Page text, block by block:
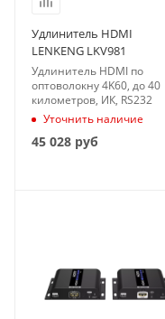
Удлинитель HDMI
LENKENG LKV981
Удлинитель HDMI по
оптоволокну 4K60, до 40
километров, ИК, RS232
Уточнить наличие
45 028 руб